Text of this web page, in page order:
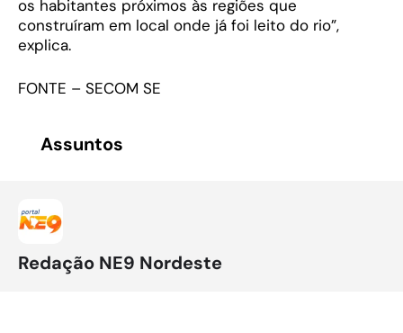
os habitantes próximos às regiões que
construíram em local onde já foi leito do rio”,
explica.
FONTE – SECOM SE
Assuntos
Redação NE9 Nordeste